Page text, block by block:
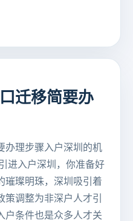
迁移简要办
办理步骤入户深圳的机
进入户深圳，你准备好
璀璨明珠，深圳吸引着
调整为非深户人才引
户条件也是众多人才关